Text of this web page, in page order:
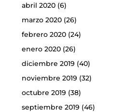
abril 2020(6)
marzo 2020(26)
febrero 2020(24)
enero 2020(26)
diciembre 2019 (40)
noviembre 2019 (32)
octubre 2019 (38)
septiembre 2019 (46)